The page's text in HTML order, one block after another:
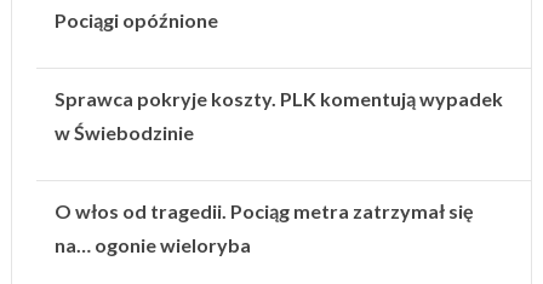
Pociągi opóźnione
Sprawca pokryje koszty. PLK komentują wypadek
w Świebodzinie
O włos od tragedii. Pociąg metra zatrzymał się
na… ogonie wieloryba